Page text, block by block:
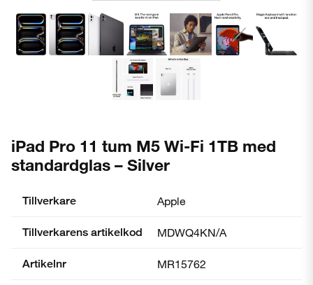
iPad Pro 11 tum M5 Wi-Fi 1TB med
standardglas – Silver
Tillverkare Apple
Tillverkarens artikelkod MDWQ4KN/A
Artikelnr MR15762